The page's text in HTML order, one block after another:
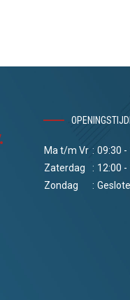
Ma t/m Vr : 09:30 -
Zaterdag
: 12:00 -
Zondag
: